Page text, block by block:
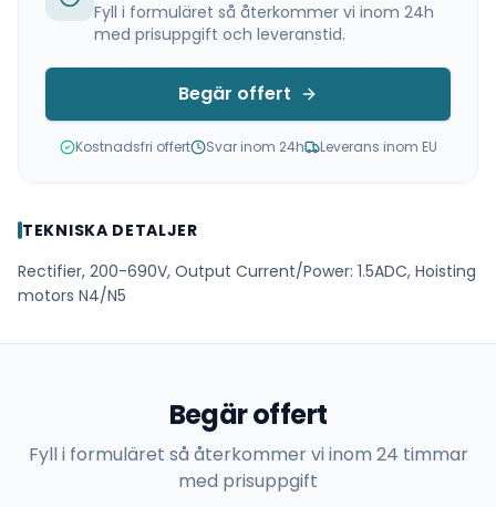
Fyll i formuläret så återkommer vi inom 24h
med prisuppgift och leveranstid.
Begär offert
Kostnadsfri offert Svar inom 24h Leverans inom EU
TEKNISKA DETALJER
Rectifier, 200-690V, Output Current/Power: 1.5ADC, Hoisting
motors N4/N5
Begär offert
Fyll i formuläret så återkommer vi inom 24 timmar
med prisuppgift